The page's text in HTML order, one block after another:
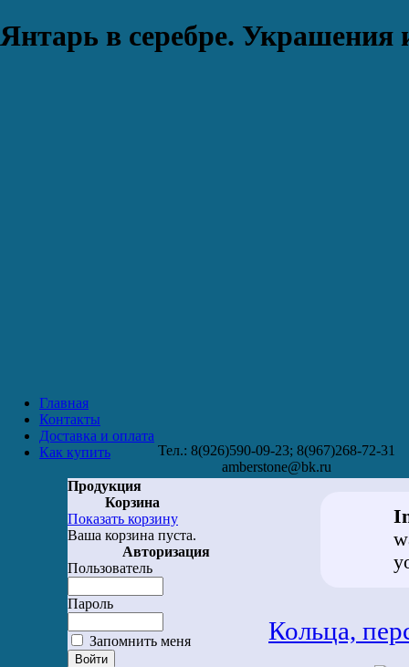
Янтарь в серебре. Украшения
Главная
Контакты
Доставка и оплата
Как купить
Тел.: 8(926)590-09-23; 8(967)268-72-31
amberstone@bk.ru
Продукция
Корзина
Показать корзину
Ваша корзина пуста.
Авторизация
Пользователь
Пароль
Запомнить меня Кольца,